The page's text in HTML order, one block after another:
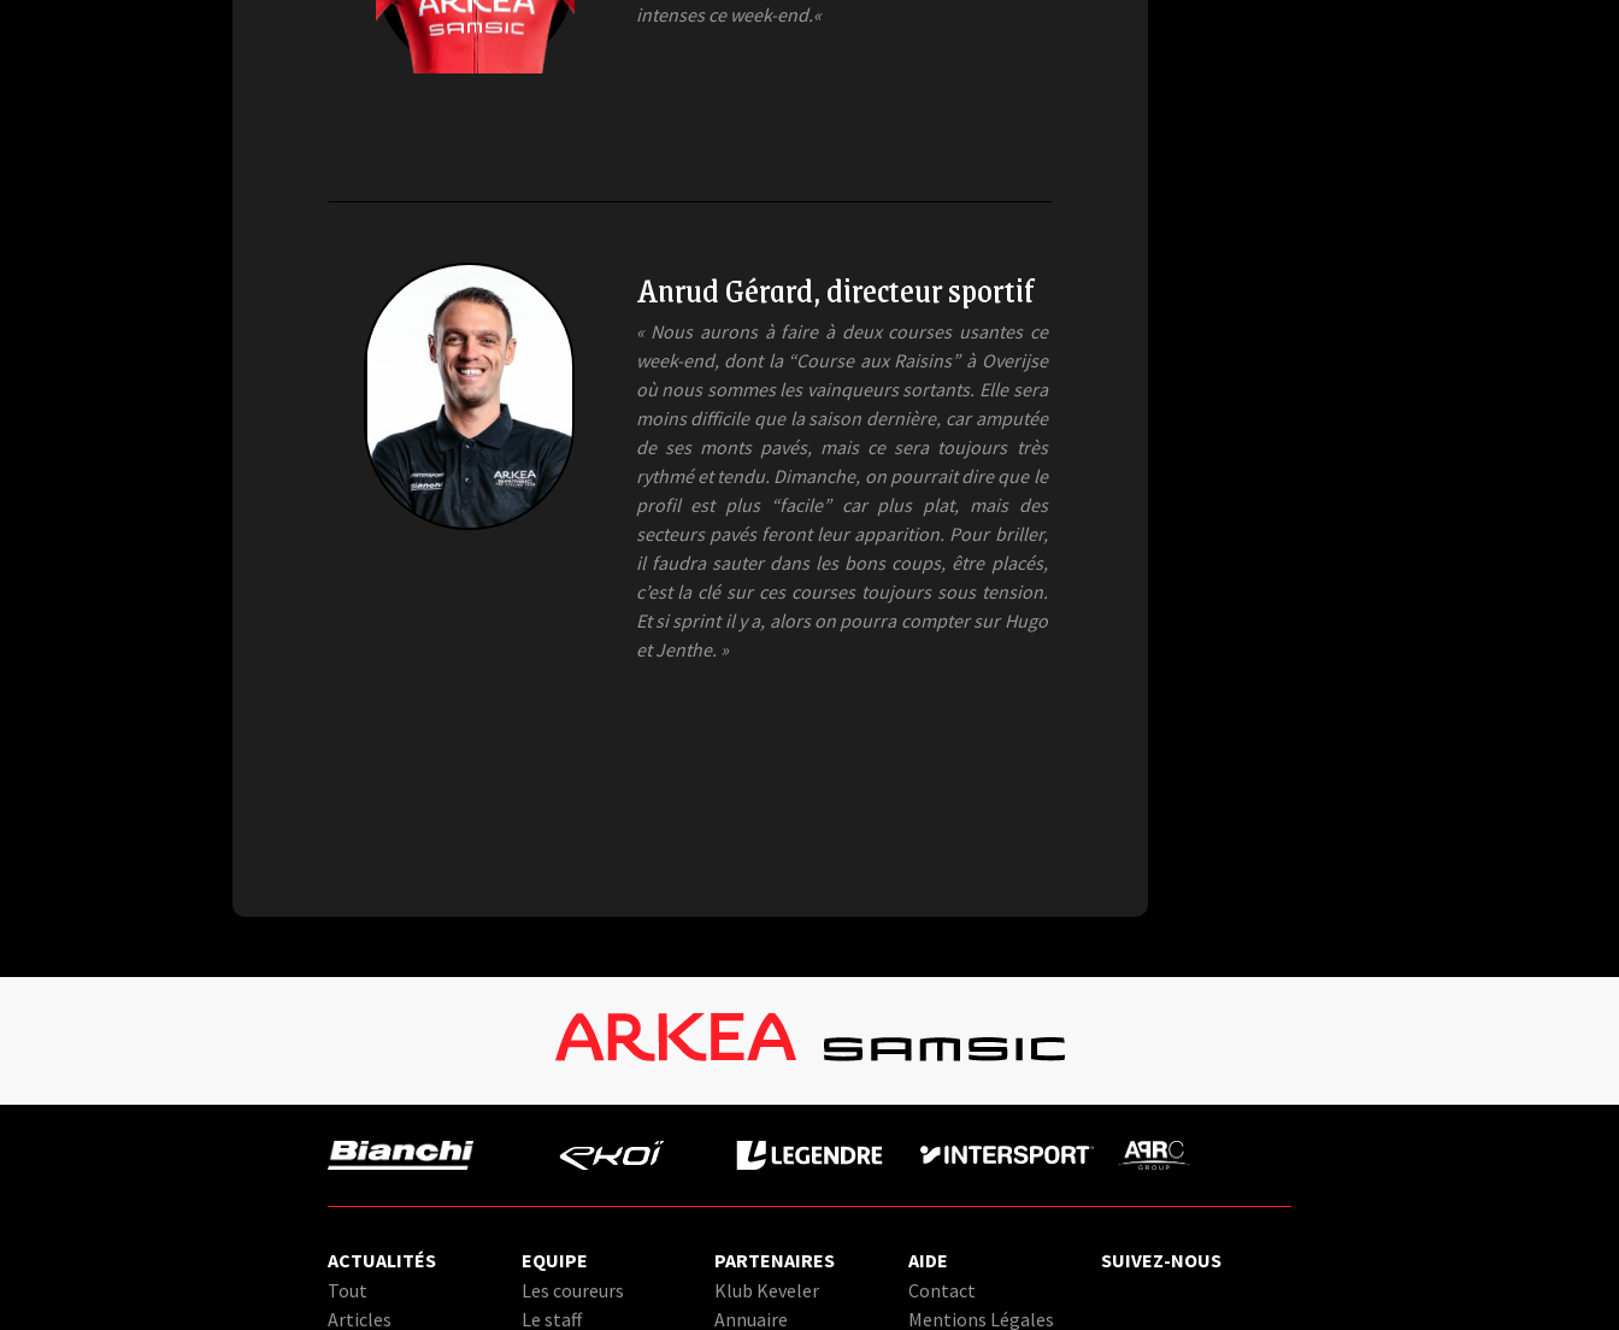
intenses ce week-end.«
Anrud Gérard, directeur sportif
« Nous aurons à faire à deux courses usantes ce
week-end, dont la “Course aux Raisins” à Overijse
où nous sommes les vainqueurs sortants. Elle sera
moins difficile que la saison dernière, car amputée
de ses monts pavés, mais ce sera toujours très
rythmé et tendu. Dimanche, on pourrait dire que le
profil est plus “facile” car plus plat, mais des
secteurs pavés feront leur apparition. Pour briller,
il faudra sauter dans les bons coups, être placés,
c’est la clé sur ces courses toujours sous tension.
Et si sprint il y a, alors on pourra compter sur Hugo
et Jenthe. »
ACTUALITÉS
Tout
Articles
EQUIPE
Les coureurs
Le staff
PARTENAIRES
Klub Keveler
Annuaire
AIDE
Contact
Mentions Légales
SUIVEZ-NOUS